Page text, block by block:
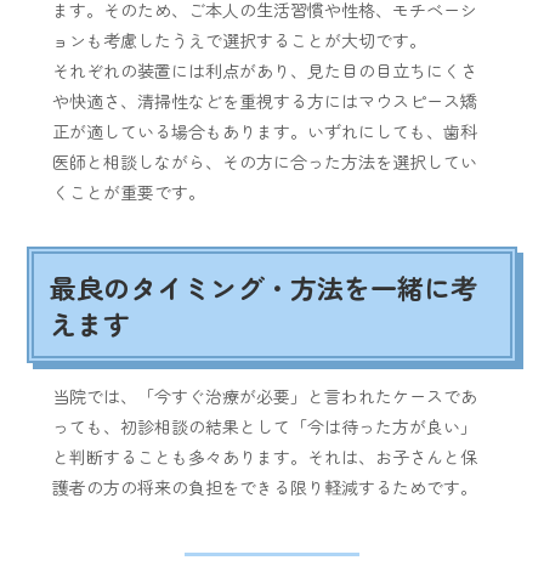
ます。そのため、ご本人の生活習慣や性格、モチベーシ
ョンも考慮したうえで選択することが大切です。
それぞれの装置には利点があり、見た目の目立ちにくさ
や快適さ、清掃性などを重視する方にはマウスピース矯
正が適している場合もあります。いずれにしても、歯科
医師と相談しながら、その方に合った方法を選択してい
くことが重要です。
最良のタイミング・方法を一緒に考
えます
当院では、「今すぐ治療が必要」と言われたケースであ
っても、初診相談の結果として「今は待った方が良い」
と判断することも多々あります。それは、お子さんと保
護者の方の将来の負担をできる限り軽減するためです。